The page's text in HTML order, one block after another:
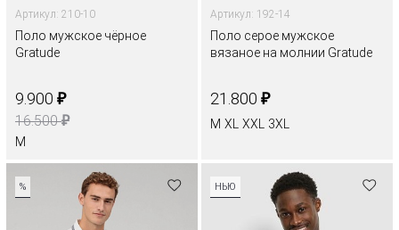
Артикул: 210-10
Поло мужское чёрное
Gratude
9.900 ₽
16.500₽
M
Артикул: 192-14
Поло серое мужское
вязаное на молнии Gratude
21.800 ₽
M XL XXL 3XL
% НЬЮ